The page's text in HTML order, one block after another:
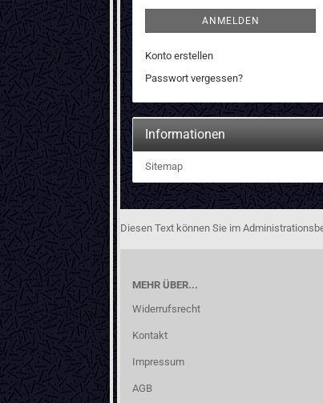
ANMELDEN
Konto erstellen
Passwort vergessen?
Informationen
Sitemap
Diesen Text können Sie im
MEHR ÜBER...
Widerrufsrecht
Kontakt
Impressum
AGB